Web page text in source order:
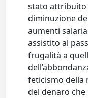
stato attribuito
diminuzione
aumenti
assistito al
frugalità a
feticismo della
del denaro